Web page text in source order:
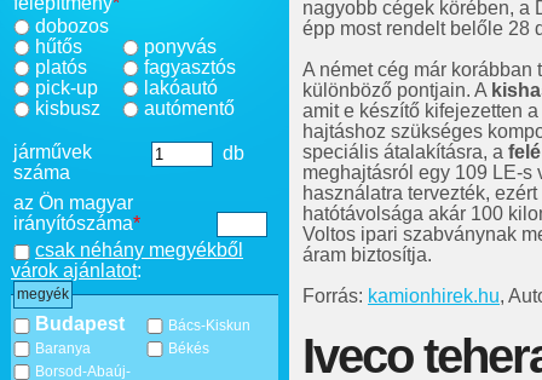
dobozos
hűtős
platós
pick-up
kisbusz
ponyvás
fagyasztós
lakóautó
autómentő
járművek
száma
db
az Ön magyar
irányítószáma*
csak néhány megyékből
várok ajánlatot:
megyék
Budapest
Bács-Kiskun
Baranya
Békés
Borsod-Abaúj-
nagyobb cégek körében, a
épp most rendelt belőle 28
A német cég már
különböző pontjain. A
amit e készítő kifejezetten
hajtáshoz szükséges
speciális átalakításra, a
meghajtásról egy 109 LE-s
használatra tervezték,
hatótávolsága akár 100
Voltos ipari szabványnak
áram biztosítja.
Forrás: kamionhirek.hu,
Iveco